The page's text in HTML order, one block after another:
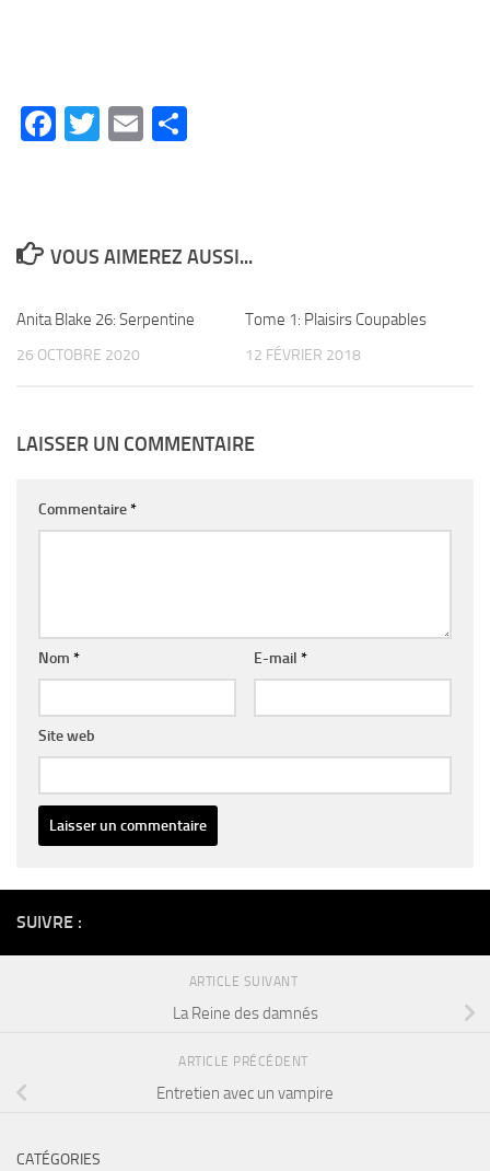
Facebook
Twitter
Email
VOUS AIMEREZ AUSSI...
Anita Blake 26: Serpentine
26 OCTOBRE 2020
Tome 1: Plaisirs Coupables
12 FÉVRIER 2018
LAISSER UN COMMENTAIRE
Commentaire*
Nom * E-mail *
Site web
SUIVRE :
ARTICLE SUIVANT
La Reine des damnés
ARTICLE PRÉCÉDENT
Entretien avec un vampire
CATÉGORIES